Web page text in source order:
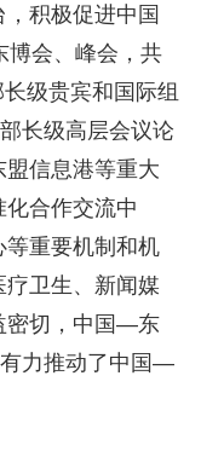
积极促进中国
会、峰会，共
级贵宾和国际组
长级高层会议论
信息港等重大
合作交流中
重要机制和机
卫生、新闻媒
密切，中国—东
有力推动了中国—